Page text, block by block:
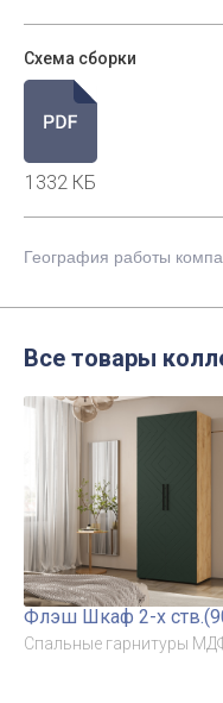
Схема сборки
1332 КБ
География работы
Все товары
Флэш Шкаф 2-х
Спальные гарнитуры